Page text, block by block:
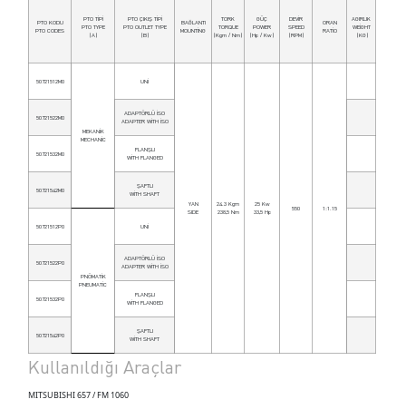
PTO KODU
PTO CODES
PTO TİPİ
PTO TYPE
(A)
PTO ÇIKIŞ TİPİ
PTO OUTLET TYPE
(B)
BAĞLANTI
MOUNTİNG
TORK
TORQUE
(Kgm / Nm)
GÜÇ
POWER
(Hp / Kw)
DEVİR
SPEED
(RPM)
ORAN
RATİO
AGIRLIK
WEİGHT
(KG)
50721512M0
MEKANİK
MECHANİC
UNİ
YAN
SIDE
24.3 Kgm
238,5 Nm
25 Kw
33,5 Hp
550 1:1.15
50721522M0
ADAPTÖRLÜ İSO
ADAPTER WİTH İSO
50721532M0
FLANŞLI
WİTH FLANGED
50721542M0
ŞAFTLI
WİTH SHAFT
50721512P0
PNÖMATİK
PNEUMATİC
UNİ
50721522P0
ADAPTÖRLÜ İSO
ADAPTER WİTH İSO
50721532P0
FLANŞLI
WİTH FLANGED
50721542P0
ŞAFTLI
WİTH SHAFT
Kullanıldığı Araçlar
MITSUBISHI 657 / FM 1060